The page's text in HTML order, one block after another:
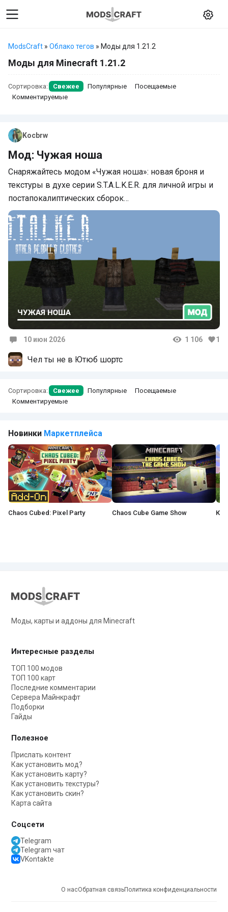
ModsCraft » Облако тегов » Моды для 1.21.2
Моды для Minecraft 1.21.2
Сортировка: Свежее Популярные
Посещаемые
Комментируемые
Kocbrw
Мод: Чужая ноша
Снаряжайтесь модом «Чужая ноша»: новая броня и
текстуры в духе серии S.T.A.L.K.E.R. для личной игры и
постапокалиптических сборок…
10 июн 2026 1 106 1
Чел ты не в Ютюб шортс
Сортировка: Свежее Популярные
Посещаемые
Комментируемые
Новинки Маркетплейса
Chaos Cubed: Pixel Party Chaos Cube Game Show
Моды, карты и аддоны для Minecraft
Интересные разделы
ТОП 100 модов
ТОП 100 карт
Последние комментарии
Сервера Майнкрафт
Подборки
Гайды
Полезное
Прислать контент
Как установить мод?
Как установить карту?
Как установить текстуры?
Как установить скин?
Карта сайта
Соцсети
Telegram
Telegram чат
VKontakte
О насОбратная связьПолитика конфиденциальности